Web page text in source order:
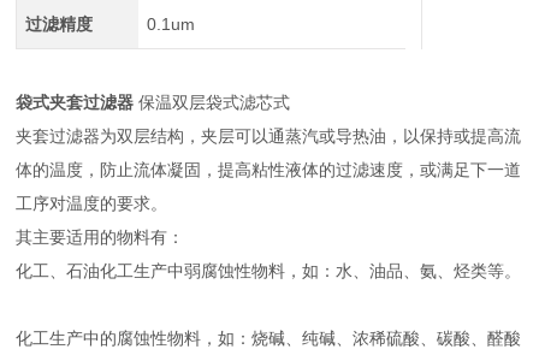
过滤精度 0.1um
袋式夹套过滤器 保温双层袋式滤芯式
夹套过滤器为双层结构，夹层可以通蒸汽或导热油，以保持或提高流
体的温度，防止流体凝固，提高粘性液体的过滤速度，或满足下一道
工序对温度的要求。
其主要适用的物料有：
化工、石油化工生产中弱腐蚀性物料，如：水、油品、氨、烃类等。
化工生产中的腐蚀性物料，如：烧碱、纯碱、浓稀硫酸、碳酸、醛酸